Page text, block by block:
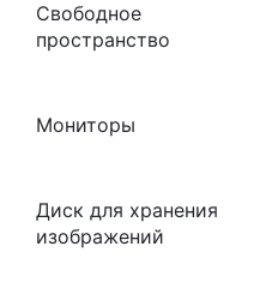
Свободное
пространство
Мониторы
Диск для хранения
изображений